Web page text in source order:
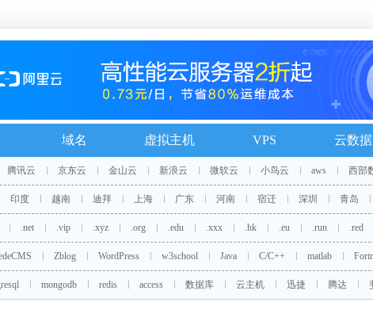
域名 虚拟主机 VPS 云数
腾讯云 京东云 金山云 新浪云 微软云 小鸟云 aws 西部
印度 越南 迪拜 上海 广东 河南 宿迁 深圳 青岛
.net .vip .xyz .org .edu .xxx .hk .eu .run .red
Zblog WordPress w3school Java C/C++ matlab
mongodb redis access 数据库 云主机 迅捷 腾达